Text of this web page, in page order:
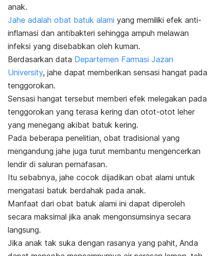
anak.
Jahe adalah obat batuk alami yang memiliki efek anti-
inflamasi dan antibakteri sehingga ampuh melawan
infeksi yang disebabkan oleh kuman.
Berdasarkan data Departemen Farmasi Jazan
University, jahe dapat memberikan sensasi hangat pada
tenggorokan.
Sensasi hangat tersebut memberi efek melegakan pada
tenggorokan yang terasa kering dan otot-otot leher
yang menegang akibat batuk kering.
Pada beberapa penelitian, obat tradisional yang
mengandung jahe juga turut membantu mengencerkan
lendir di saluran pernafasan.
Itu sebabnya, jahe cocok dijadikan obat alami untuk
mengatasi batuk berdahak pada anak.
Manfaat dari obat batuk alami ini dapat diperoleh
secara maksimal jika anak mengonsumsinya secara
langsung.
Jika anak tak suka dengan rasanya yang pahit, Anda